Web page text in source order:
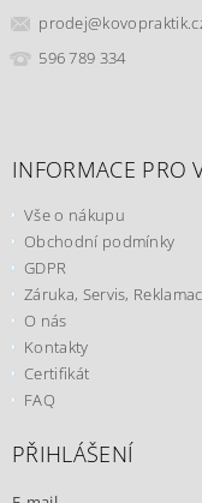
prodej@
596 789 334
INFORMACE PRO
Vše o nákupu
Obchodní podmínky
GDPR
Záruka, Servis,
O nás
Kontakty
Certifikát
FAQ
PŘIHLÁŠENÍ